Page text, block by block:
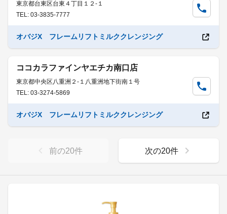
東京都台東区台東４丁目１２-１
TEL: 03-3835-7777
オバジX フレームリフトミルククレンジング
ココカラファインヤエチカ南口店
東京都中央区八重洲２-１八重洲地下街南１号
TEL: 03-3274-5869
オバジX フレームリフトミルククレンジング
前の20件 次の20件